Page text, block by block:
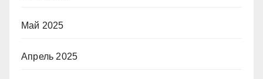
Май 2025
Апрель 2025